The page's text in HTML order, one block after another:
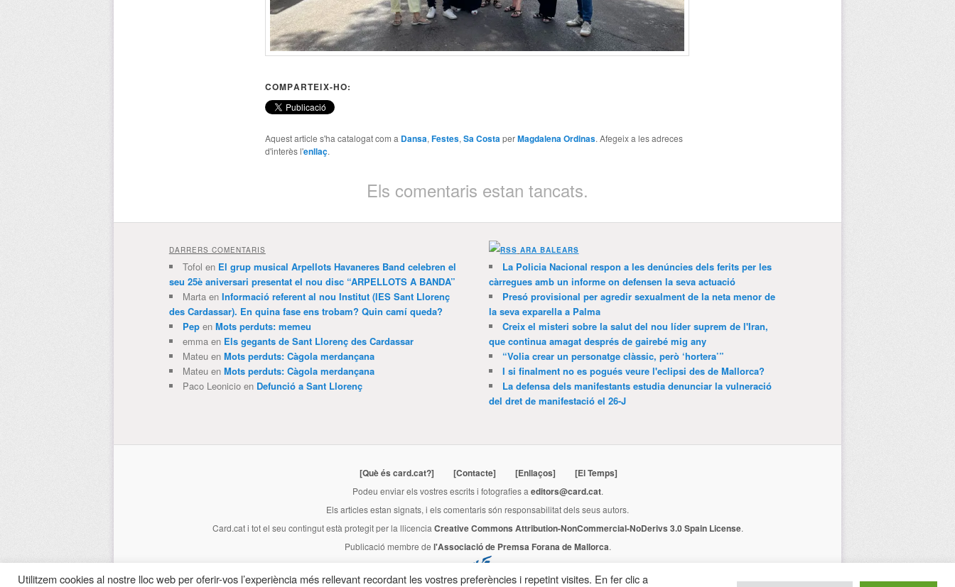
COMPARTEIX-HO:
Aquest article s'ha catalogat com a Dansa, Festes, Sa CostaperMagdalena Ordinas. Afegeix a les adreces
d'interès l'enllaç.
Els comentaris estan tancats.
DARRERS COMENTARIS
Tofol en El grup musical Arpellots Havaneres Band celebren el
seu 25è aniversari presentat el nou disc “ARPELLOTS A BANDA”
Martaen Informació referent al nou Institut (IES Sant Llorenç
des Cardassar). En quina fase ens trobam? Quin camí queda?
Pepen Mots perduts: memeu
emmaen Els gegants de Sant Llorenç des Cardassar
Mateuen Mots perduts: Càgola merdançana
Mateuen Mots perduts: Càgola merdançana
Paco Leonicioen Defunció a Sant Llorenç
ARA BALEARS
La Policia Nacional respon a les denúncies dels ferits per les
càrregues amb un informe on defensen la seva actuació
Presó provisional per agredir sexualment de la neta menor de
la seva exparella a Palma
Creix el misteri sobre la salut del nou líder suprem de l'Iran,
que continua amagat després de gairebé mig any
“Volia crear un personatge clàssic, però ‘hortera’”
I si finalment no es pogués veure l'eclipsi des de Mallorca?
La defensa dels manifestants estudia denunciar la vulneració
del dret de manifestació el 26-J
[Què és card.cat?] [Contacte] [Enllaços] [El Temps]
Podeu enviar els vostres escrits i fotografies a editors@card.cat.
Els articles estan signats, i els comentaris són responsabilitat dels seus autors.
Card.cati tot el seu contingut està protegit per la llicencia Creative Commons Attribution-NonCommercial-NoDerivs 3.0 Spain License.
Publicació membre de l'Associació de Premsa Forana de Mallorca.
Utilitzem cookies al nostre lloc web per oferir-vos l’experiència més rellevant recordant les vostres preferències i repetint visites. En fer clic a